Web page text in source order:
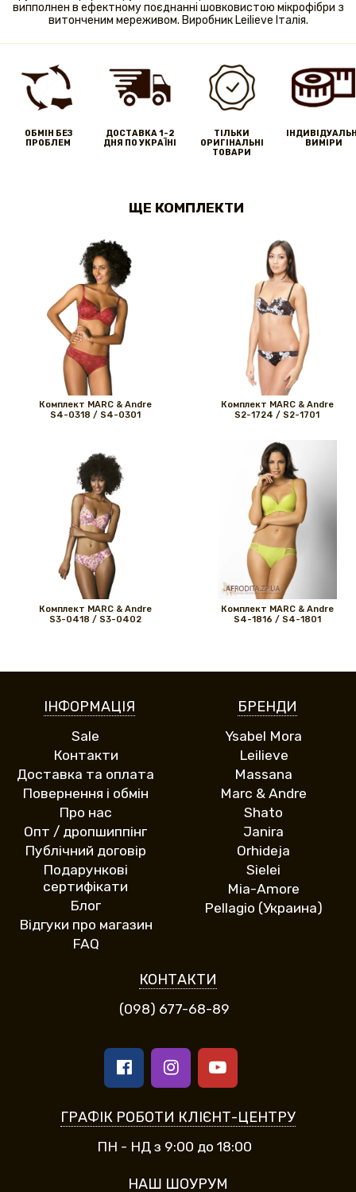
випполнен в ефектному поєднанні шовковистою мікрофібри з
витонченим мереживом. Виробник Leilieve Італія.
ОБМІН БЕЗ
ПРОБЛЕМ
ДОСТАВКА 1-2
ДНЯ ПО УКРАЇНІ
ТІЛЬКИ
ОРИГІНАЛЬНІ
ТОВАРИ
ВИМІРИ
ЩЕ КОМПЛЕКТИ
Комплект MARС & Andre
S4-0318 / S4-0301
Комплект MARС & Andre
S2-1724 / S2-1701
Комплект MARС & Andre
S3-0418 / S3-0402
Комплект MARС & Andre
S4-1816 / S4-1801
ІНФОРМАЦІЯ
Sale
Контакти
Доставка та оплата
Повернення і обмін
Про нас
Опт / дропшиппінг
Публічний договір
Подарункові
сертифікати
Блог
Відгуки про магазин
FAQ
БРЕНДИ
Ysabel Mora
Leilieve
Massana
Marc & Andre
Shato
Janira
Orhideja
Sielei
Mia-Amore
Pellagio (Украина)
КОНТАКТИ
(098) 677-68-89
ГРАФІК РОБОТИ КЛІЄНТ-ЦЕНТРУ
ПН - НД з 9:00 до 18:00
НАШ ШОУРУМ